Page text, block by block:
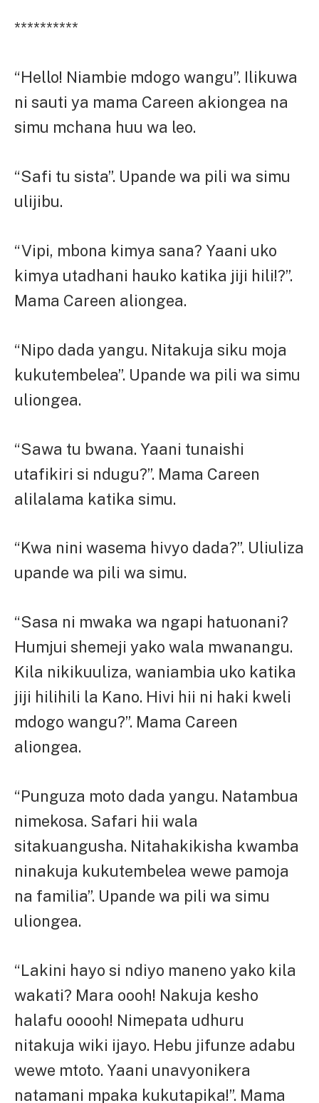
**********
“Hello! Niambie mdogo wangu”. Ilikuwa
ni sauti ya mama Careen akiongea na
simu mchana huu wa leo.
“Safi tu sista”. Upande wa pili wa simu
ulijibu.
“Vipi, mbona kimya sana? Yaani uko
kimya utadhani hauko katika jiji hili!?”.
Mama Careen aliongea.
“Nipo dada yangu. Nitakuja siku moja
kukutembelea”. Upande wa pili wa simu
uliongea.
“Sawa tu bwana. Yaani tunaishi
utafikiri si ndugu?”. Mama Careen
alilalama katika simu.
“Kwa nini wasema hivyo dada?”. Uliuliza
upande wa pili wa simu.
“Sasa ni mwaka wa ngapi hatuonani?
Humjui shemeji yako wala mwanangu.
Kila nikikuuliza, waniambia uko katika
jiji hilihili la Kano. Hivi hii ni haki kweli
mdogo wangu?”. Mama Careen
aliongea.
“Punguza moto dada yangu. Natambua
nimekosa. Safari hii wala
sitakuangusha. Nitahakikisha kwamba
ninakuja kukutembelea wewe pamoja
na familia”. Upande wa pili wa simu
uliongea.
“Lakini hayo si ndiyo maneno yako kila
wakati? Mara oooh! Nakuja kesho
halafu ooooh! Nimepata udhuru
nitakuja wiki ijayo. Hebu jifunze adabu
wewe mtoto. Yaani unavyonikera
natamani mpaka kukutapika!”. Mama